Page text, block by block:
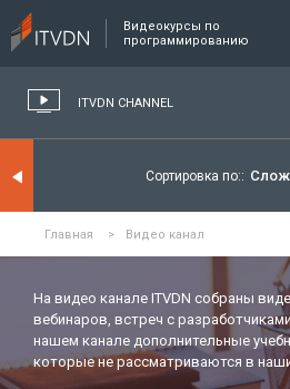
Видеокурсы по
программированию
ITVDN CHANNEL
Сортировка по:
Главная > Видео канал
На видео канале ITVDN собраны
вебинаров, встреч с
нашем канале дополнительные
которые не рассматриваются в